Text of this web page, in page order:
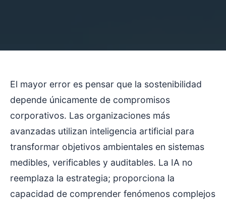
El mayor error es pensar que la sostenibilidad
depende únicamente de compromisos
corporativos. Las organizaciones más
avanzadas utilizan inteligencia artificial para
transformar objetivos ambientales en sistemas
medibles, verificables y auditables. La IA no
reemplaza la estrategia; proporciona la
capacidad de comprender fenómenos complejos